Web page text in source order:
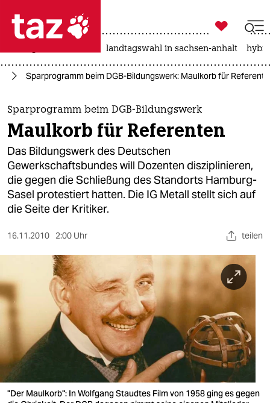
 taz zahl ich
taz zahl ich
themen
politik
öko
gesellschaft
kultur
nord
wahrheit
verlag
verlag
veranstaltungen

taz zahl ich
landtagswahl in sachsen-anhalt
Sparprogramm beim DGB-Bildungswerk: Maulkorb für
Sparprogramm beim DGB-Bildungswerk
Maulkorb für Referenten
Das Bildungswerk des Deutschen
Gewerkschaftsbundes will Dozenten disziplinieren,
die gegen die Schließung des Standorts Hamburg-
Sasel protestiert hatten. Die IG Metall stellt sich auf
die Seite der Kritiker.
16.11.2010 2:00 Uhr teilen
"Der Maulkorb": In Wolfgang Staudtes Film von 1958 ging es gegen